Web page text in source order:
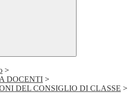
>
DOCENTI >
DEL CONSIGLIO DI CLASSE >